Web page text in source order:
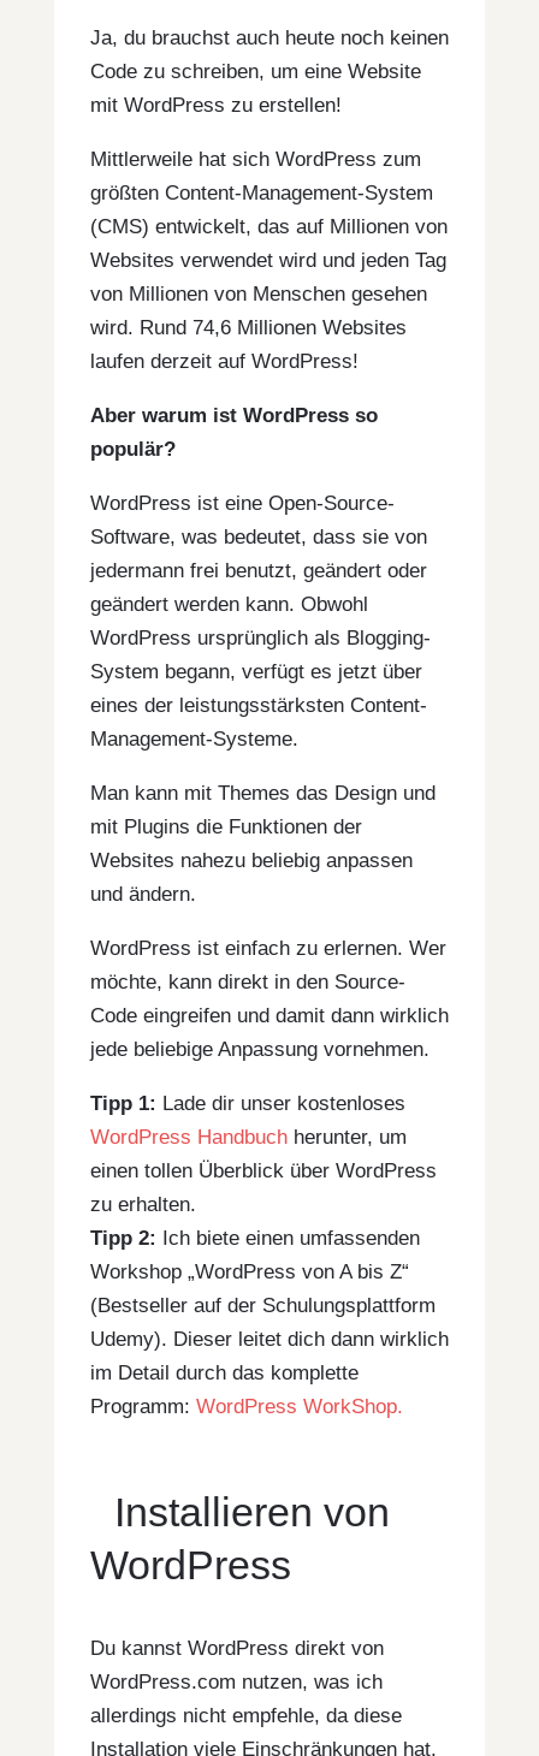
Ja, du brauchst auch heute noch keinen
Code zu schreiben, um eine Website
mit WordPress zu erstellen!
Mittlerweile hat sich WordPress zum
größten Content-Management-System
(CMS) entwickelt, das auf Millionen von
Websites verwendet wird und jeden Tag
von Millionen von Menschen gesehen
wird. Rund 74,6 Millionen Websites
laufen derzeit auf WordPress!
Aber warum ist WordPress so
populär?
WordPress ist eine Open-Source-
Software, was bedeutet, dass sie von
jedermann frei benutzt, geändert oder
geändert werden kann. Obwohl
WordPress ursprünglich als Blogging-
System begann, verfügt es jetzt über
eines der leistungsstärksten Content-
Management-Systeme.
Man kann mit Themes das Design und
mit Plugins die Funktionen der
Websites nahezu beliebig anpassen
und ändern.
WordPress ist einfach zu erlernen. Wer
möchte, kann direkt in den Source-
Code eingreifen und damit dann wirklich
jede beliebige Anpassung vornehmen.
Tipp 1: Lade dir unser kostenloses
WordPress Handbuchherunter, um
einen tollen Überblick über WordPress
zu erhalten.
Tipp 2: Ich biete einen umfassenden
Workshop „WordPress von A bis Z“
(Bestseller auf der Schulungsplattform
Udemy). Dieser leitet dich dann wirklich
im Detail durch das komplette
Programm: WordPress WorkShop.
Installieren von
WordPress
Du kannst WordPress direkt von
WordPress.com nutzen, was ich
allerdings nicht empfehle, da diese
Installation viele Einschränkungen hat.